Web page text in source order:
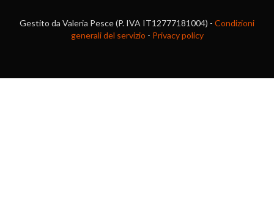
Gestito da Valeria Pesce (P. IVA IT12777181004) - Condizioni
generali del servizio - Privacy policy